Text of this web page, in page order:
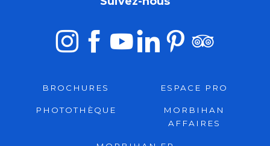
BROCHURES ESPACE PRO
PHOTOTHÈQUE
MORBIHAN
AFFAIRES